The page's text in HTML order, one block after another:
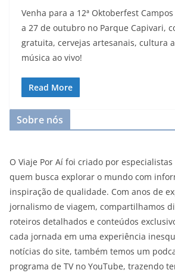
Venha para a 12ª Oktoberfest
a 27 de outubro no Parque Capivari,
gratuita, cervejas artesanais, cultura
música ao vivo!
Read More
Sobre nós
O Viaje Por Aí foi criado por
quem busca explorar o mundo com
inspiração de qualidade. Com anos de
jornalismo de viagem, compartilhamos
roteiros detalhados e conteúdos
cada jornada em uma experiência
notícias do site, também temos um
programa de TV no YouTube, trazendo